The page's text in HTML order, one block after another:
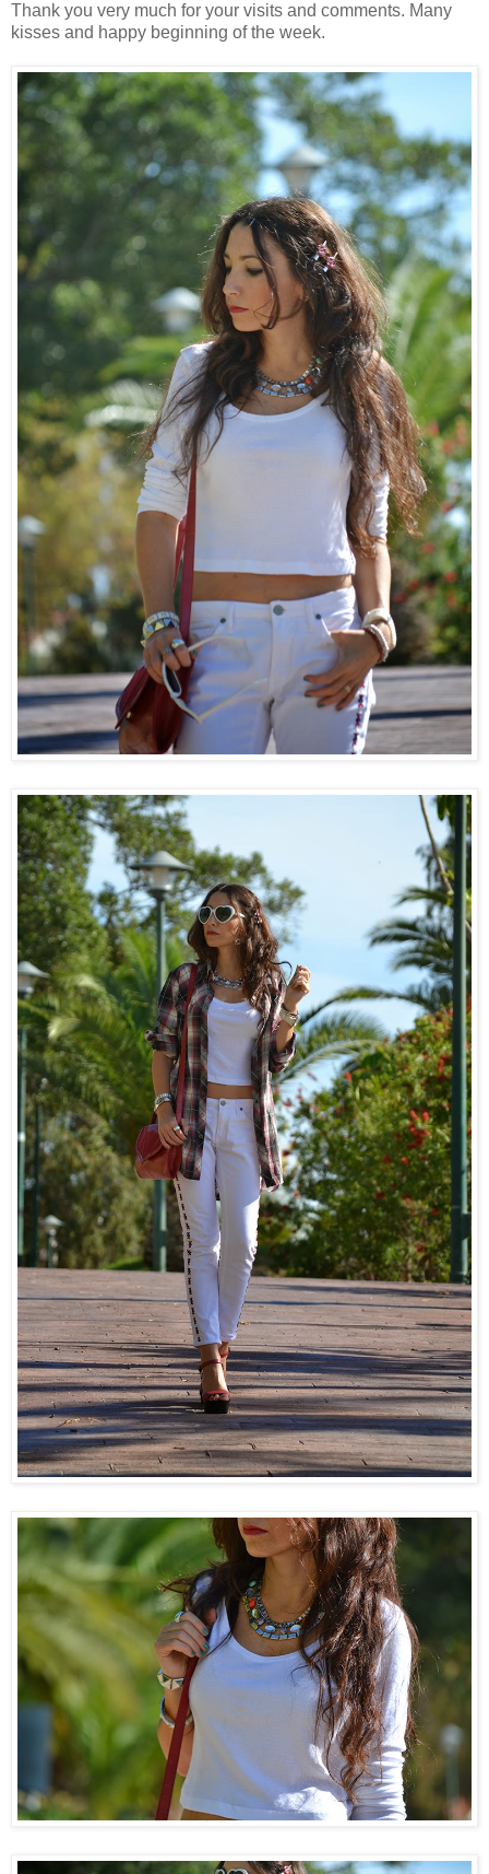
Thank you very much for your visits and comments. Many
kisses and happy beginning of the week.